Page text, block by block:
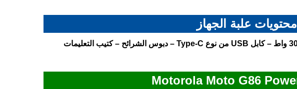
محتويات علبة الجهاز
– الشاحن بقدرة 30 واط – كابل USB من نوع Type-C – دبوس الشرائح – كتيب التعليمات